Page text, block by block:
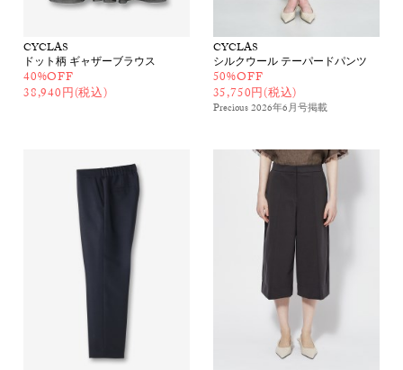
CYCLAS
ドット柄 ギャザーブラウス
40%OFF
38,940円(税込)
CYCLAS
シルクウール テーパードパンツ
50%OFF
35,750円(税込)
Precious 2026年6月号掲載